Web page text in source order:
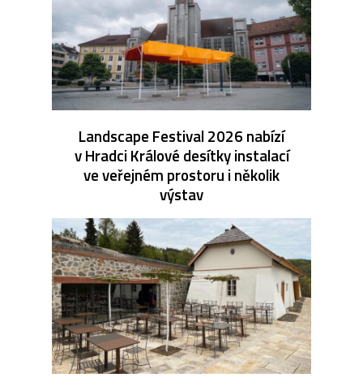
Landscape Festival 2026 nabízí
v Hradci Králové desítky instalací
ve veřejném prostoru i několik
výstav